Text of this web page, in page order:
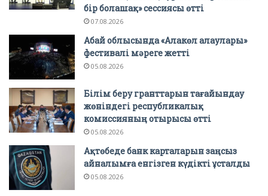
бір болашақ» сессиясы өтті
07.08.2026
Абай облысында «Алакөл алаулары»
фестивалі мәреге жетті
05.08.2026
Білім беру гранттарын тағайындау
жөніндегі республикалық
комиссияның отырысы өтті
05.08.2026
Ақтөбеде банк карталарын заңсыз
айналымға енгізген күдікті ұсталды
05.08.2026